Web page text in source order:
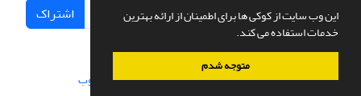
این وب سایت از کوکی ها برای اطمینان از ارائه بهترین
خدمات استفاده می کند.
متوجه شدم
اشتراک
سامانه مدیریت نشریات علمی.طراحی و پیاده سازی از سیناوب